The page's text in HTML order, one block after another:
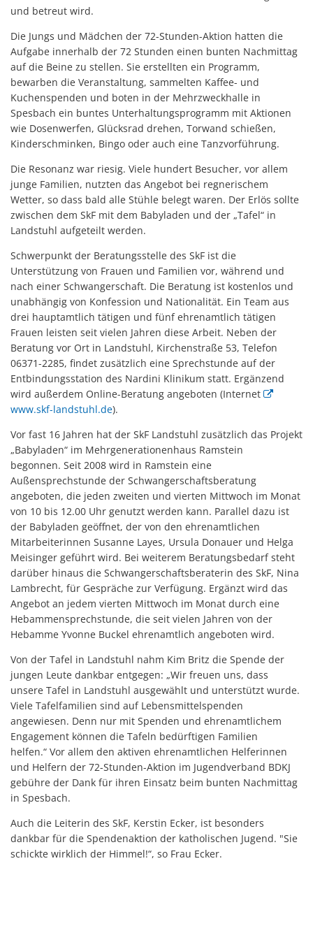
und betreut wird.
Die Jungs und Mädchen der 72-Stunden-Aktion hatten die
Aufgabe innerhalb der 72 Stunden einen bunten Nachmittag
auf die Beine zu stellen. Sie erstellten ein Programm,
bewarben die Veranstaltung, sammelten Kaffee- und
Kuchenspenden und boten in der Mehrzweckhalle in
Spesbach ein buntes Unterhaltungsprogramm mit Aktionen
wie Dosenwerfen, Glücksrad drehen, Torwand schießen,
Kinderschminken, Bingo oder auch eine Tanzvorführung.
Die Resonanz war riesig. Viele hundert Besucher, vor allem
junge Familien, nutzten das Angebot bei regnerischem
Wetter, so dass bald alle Stühle belegt waren. Der Erlös sollte
zwischen dem SkF mit dem Babyladen und der „Tafel“ in
Landstuhl aufgeteilt werden.
Schwerpunkt der Beratungsstelle des SkF ist die
Unterstützung von Frauen und Familien vor, während und
nach einer Schwangerschaft. Die Beratung ist kostenlos und
unabhängig von Konfession und Nationalität. Ein Team aus
drei hauptamtlich tätigen und fünf ehrenamtlich tätigen
Frauen leisten seit vielen Jahren diese Arbeit. Neben der
Beratung vor Ort in Landstuhl, Kirchenstraße 53, Telefon
06371-2285, findet zusätzlich eine Sprechstunde auf der
Entbindungsstation des Nardini Klinikum statt. Ergänzend
wird außerdem Online-Beratung angeboten (Internet
www.skf-landstuhl.de).
Vor fast 16 Jahren hat der SkF Landstuhl zusätzlich das Projekt
„Babyladen“ im Mehrgenerationenhaus Ramstein
begonnen. Seit 2008 wird in Ramstein eine
Außensprechstunde der Schwangerschaftsberatung
angeboten, die jeden zweiten und vierten Mittwoch im Monat
von 10 bis 12.00 Uhr genutzt werden kann. Parallel dazu ist
der Babyladen geöffnet, der von den ehrenamtlichen
Mitarbeiterinnen Susanne Layes, Ursula Donauer und Helga
Meisinger geführt wird. Bei weiterem Beratungsbedarf steht
darüber hinaus die Schwangerschaftsberaterin des SkF, Nina
Lambrecht, für Gespräche zur Verfügung. Ergänzt wird das
Angebot an jedem vierten Mittwoch im Monat durch eine
Hebammensprechstunde, die seit vielen Jahren von der
Hebamme Yvonne Buckel ehrenamtlich angeboten wird.
Von der Tafel in Landstuhl nahm Kim Britz die Spende der
jungen Leute dankbar entgegen: „Wir freuen uns, dass
unsere Tafel in Landstuhl ausgewählt und unterstützt wurde.
Viele Tafelfamilien sind auf Lebensmittelspenden
angewiesen. Denn nur mit Spenden und ehrenamtlichem
Engagement können die Tafeln bedürftigen Familien
helfen.“ Vor allem den aktiven ehrenamtlichen Helferinnen
und Helfern der 72-Stunden-Aktion im Jugendverband BDKJ
gebühre der Dank für ihren Einsatz beim bunten Nachmittag
in Spesbach.
Auch die Leiterin des SkF, Kerstin Ecker, ist besonders
dankbar für die Spendenaktion der katholischen Jugend. "Sie
schickte wirklich der Himmel!“, so Frau Ecker.